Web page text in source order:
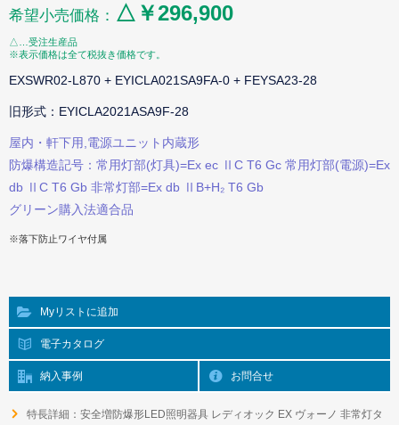
希望小売価格： △￥296,900
△…受注生産品
※表示価格は全て税抜き価格です。
EXSWR02-L870 + EYICLA021SA9FA-0 + FEYSA23-28
旧形式：EYICLA2021ASA9F-28
屋内・軒下用,電源ユニット内蔵形
防爆構造記号：常用灯部(灯具)=Ex ec ⅡC T6 Gc 常用灯部(電源)=Ex
db ⅡC T6 Gb 非常灯部=Ex db ⅡB+H₂ T6 Gb
グリーン購入法適合品
※落下防止ワイヤ付属
Myリストに追加
電子カタログ
納入事例 お問合せ
特長詳細：安全増防爆形LED照明器具 レディオック EX ヴォーノ 非常灯タ